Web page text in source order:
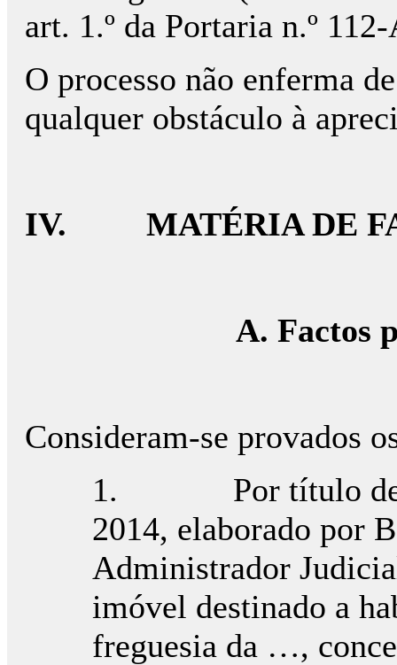
art. 1.º da Portaria n.º
O processo não enferma
qualquer obstáculo à
IV. MATÉRIA DE
A. Factos
Consideram-se provados
1. Por título de
2014, elaborado por
Administrador
imóvel destinado a
freguesia da …,